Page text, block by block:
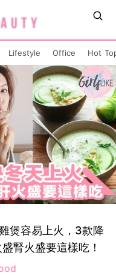
Lifestyle Office Hot
煲容易上火，3款降
腎火盛要這樣吃！